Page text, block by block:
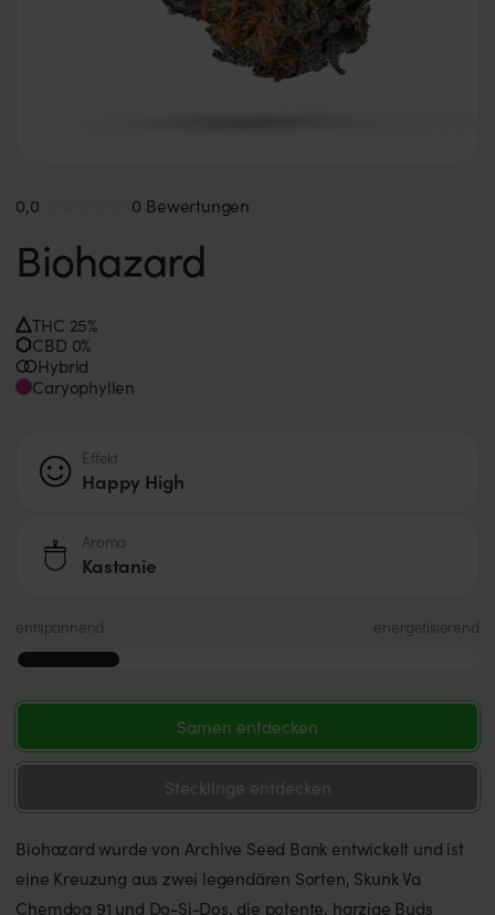
0,0 0 Bewertungen
Biohazard
THC 25%
CBD 0%
Hybrid
Caryophyllen
Effekt
Happy High
Aroma
Kastanie
entspannend energetisierend
Samen entdecken
Stecklinge entdecken
Biohazard wurde von Archive Seed Bank entwickelt und ist
eine Kreuzung aus zwei legendären Sorten, Skunk Va
Chemdog 91 und Do-Si-Dos, die potente, harzige Buds